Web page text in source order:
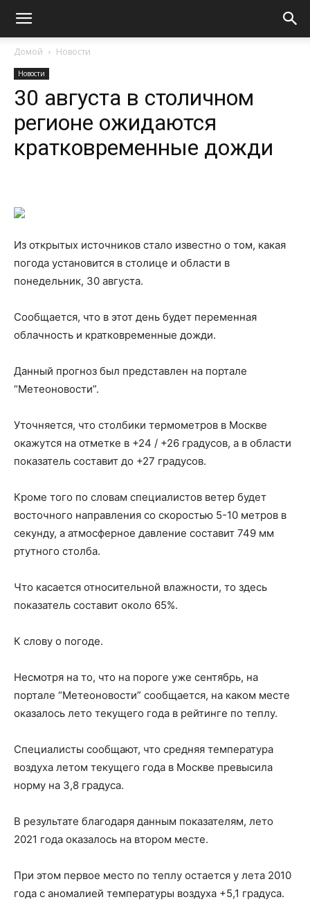
Домой Новости
Новости
30 августа в столичном
регионе ожидаются
кратковременные дожди
Из открытых источников стало известно о том, какая
погода установится в столице и области в
понедельник, 30 августа.
Сообщается, что в этот день будет переменная
облачность и кратковременные дожди.
Данный прогноз был представлен на портале
“Метеоновости”.
Уточняется, что столбики термометров в Москве
окажутся на отметке в +24 / +26 градусов, а в области
показатель составит до +27 градусов.
Кроме того по словам специалистов ветер будет
восточного направления со скоростью 5-10 метров в
секунду, а атмосферное давление составит 749 мм
ртутного столба.
Что касается относительной влажности, то здесь
показатель составит около 65%.
К слову о погоде.
Несмотря на то, что на пороге уже сентябрь, на
портале “Метеоновости” сообщается, на каком месте
оказалось лето текущего года в рейтинге по теплу.
Специалисты сообщают, что средняя температура
воздуха летом текущего года в Москве превысила
норму на 3,8 градуса.
В результате благодаря данным показателям, лето
2021 года оказалось на втором месте.
При этом первое место по теплу остается у лета 2010
года с аномалией температуры воздуха +5,1 градуса.